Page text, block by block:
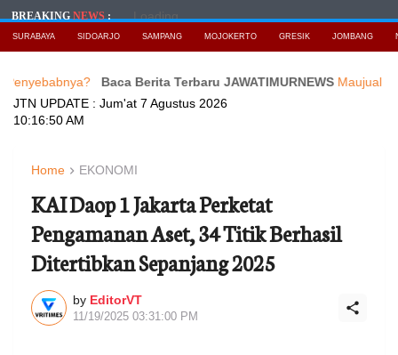
BREAKINGNEWS: Loading...
SURABAYA SIDOARJO SAMPANG MOJOKERTO GRESIK JOMBANG
Baca Berita Terbaru JAWATIMURNEWS Maujual Gandeng
JTN UPDATE : Jum'at 7 Agustus 2026
10:16:52 AM
Home EKONOMI
KAI Daop 1 Jakarta Perketat
Pengamanan Aset, 34 Titik Berhasil
Ditertibkan Sepanjang 2025
by EditorVT
11/19/2025 03:31:00 PM